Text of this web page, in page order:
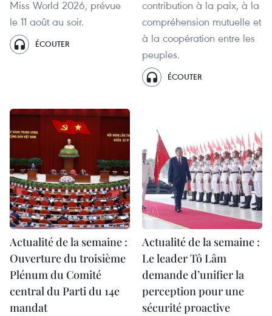
Miss World 2026, prévue
le 11 août au soir.
ÉCOUTER
contribution à la paix, à la
compréhension mutuelle et
à la coopération entre les
peuples.
ÉCOUTER
Actualité de la semaine :
Ouverture du troisième
Plénum du Comité
central du Parti du 14e
mandat
Actualité de la semaine :
Le leader Tô Lâm
demande d’unifier la
perception pour une
sécurité proactive